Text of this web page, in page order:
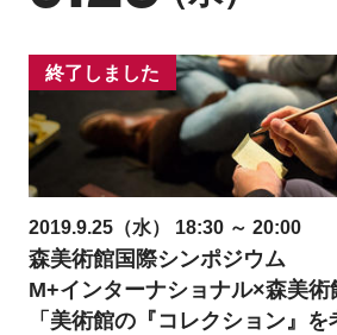
終了しました
2019.9.25（水） 18:30 ～ 20:00
森美術館国際シンポジウム
M+インターナショナル×森美術
「美術館の『コレクション』を